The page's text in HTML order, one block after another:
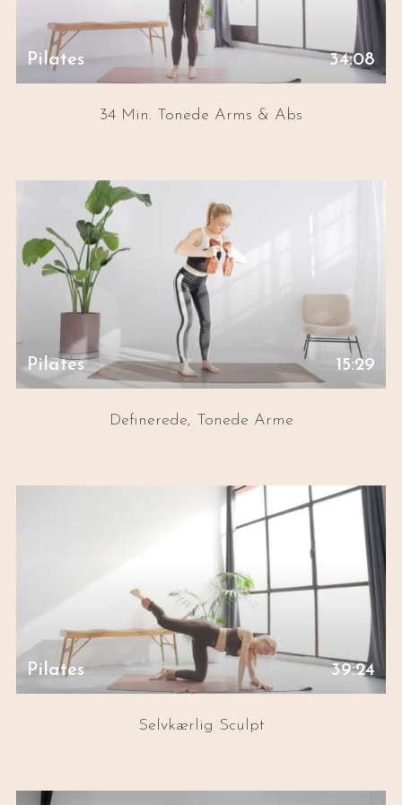
Pilates 34:08
34 Min. Tonede Arms & Abs
Pilates 15:29
Definerede, Tonede Arme
Pilates 39:24
Selvkærlig Sculpt